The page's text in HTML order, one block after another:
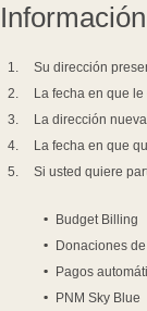
Su dirección
La fecha en que
La dirección
La fecha en que
Si usted quiere
Budget Billing
Donaciones
Pagos
PNM Sky Blue